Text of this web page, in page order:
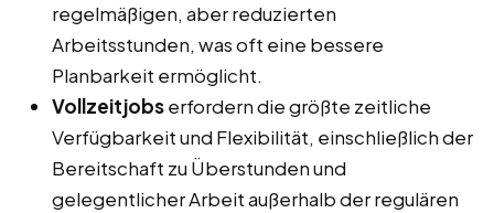
regelmäßigen, aber reduzierten
Arbeitsstunden, was oft eine bessere
Planbarkeit ermöglicht.
Vollzeitjobserfordern die größte zeitliche
Verfügbarkeit und Flexibilität, einschließlich der
Bereitschaft zu Überstunden und
gelegentlicher Arbeit außerhalb der regulären